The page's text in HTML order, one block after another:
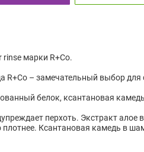
марки R+Co.
– замечательный выбор для
белок, ксантановая
перхоть. Экстракт алое
Ксантановая камедь в